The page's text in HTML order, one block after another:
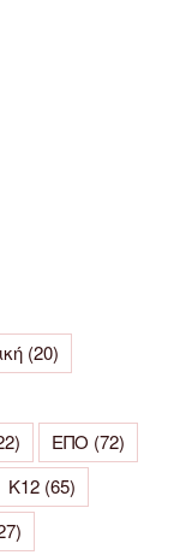
(20)
ΕΠΟ (72)
Κ12 (65)